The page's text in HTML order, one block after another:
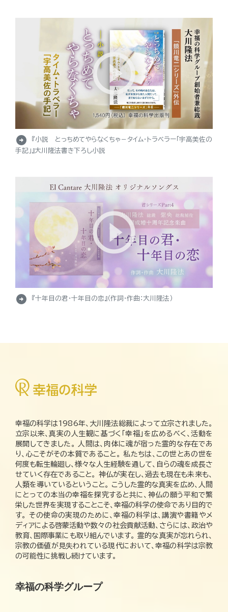
arrow_circle_right
『小説 とっちめてやらなくちゃ－タイム・トラベラー「宇高美佐の
手記」』大川隆法書き下ろし小説
arrow_circle_right 『十年目の君・十年目の恋』（作詞・作曲：大川隆法）
幸福の科学は1986年、大川隆法総裁によって立宗されました。
立宗以来、真実の人生観に基づく「幸福」を広めるべく、活動を
展開してきました。 人間は、肉体に魂が宿った霊的な存在であ
り、心こそがその本質であること。 私たちは、この世とあの世を
何度も転生輪廻し、様々な人生経験を通して、自らの魂を成長さ
せていく存在であること。 神仏が実在し、過去も現在も未来も、
人類を導いているということ。 こうした霊的な真実を広め、人間
にとっての本当の幸福を探究すると共に、神仏の願う平和で繁
栄した世界を実現することこそ、幸福の科学の使命であり目的で
す。 その使命の実現のために、幸福の科学は、講演や書籍やメ
ディアによる啓蒙活動や数々の社会貢献活動、さらには、政治や
教育、国際事業にも取り組んでいます。 霊的な真実が忘れられ、
宗教の価値が見失われている現代において、幸福の科学は宗教
の可能性に挑戦し続けています。
幸福の科学グループ